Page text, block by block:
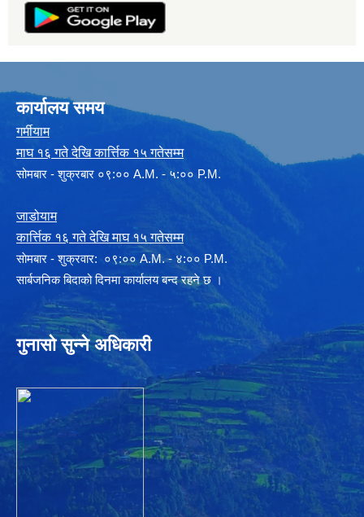
कार्यालय समय
गर्मीयाम
माघ १६ गते देखि कार्त्तिक १५ गतेसम्म
सोमबार - शुक्रबार ०९:०० A.M. - ५:०० P.M.
जाडोयाम
कार्त्तिक १६ गते देखि माघ १५ गतेसम्म
साेमबार - शुक्रवार: ०९:०० A.M. - ४:०० P.M.
सार्बजनिक बिदाको दिनमा कार्यालय बन्द रहने छ ।
गुनासो सुन्ने अधिकारी